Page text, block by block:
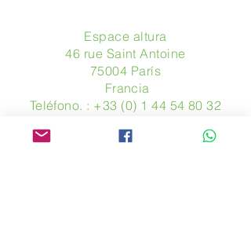
Espace altura
46 rue Saint Antoine
75004 París
​ Francia
Teléfono. : +33 (0) 1 44 54 80 32
www.avpa.fr